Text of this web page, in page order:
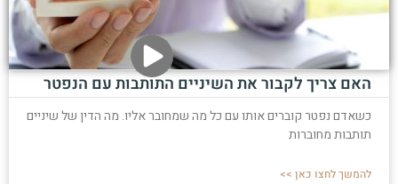
האם צריך לקבור את השיניים התותבות עם הנפטר
כשאדם נפטר קוברים אותו עם כל מה שמחובר אליו. מה הדין של שיניים
תותבות מחוברות
להמשך לחצו כאן >>